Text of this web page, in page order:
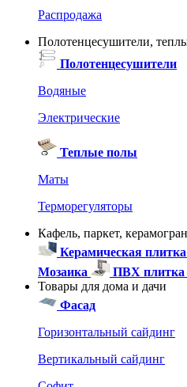
Распродажа
Полотенцесушители,
Полотенцесушители
Водяные
Электрические
Теплые полы
Маты
Терморегуляторы
Кафель, паркет,
Керамическая
Мозаика
ПВХ плитка
Товары для дома и дачи
Фасад
Горизонтальный сайдинг
Вертикальный сайдинг